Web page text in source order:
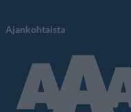
Ajankohtaista